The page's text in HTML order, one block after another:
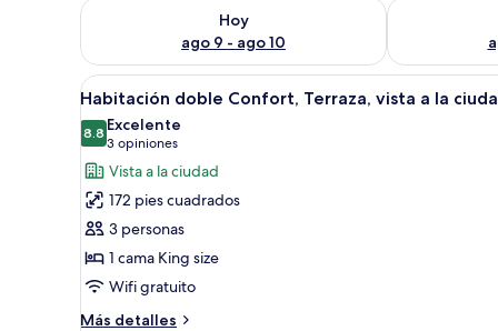
Hoy
ago 9 - ago 10
Consulta la disponibilidad para hoy ago 9 - ago 10
Consulta la
Abrir
todas
las
fotos
de
Habitación
doble
Confort,
Terraza,
vista
Una cama bien hecha con
6
Habitación doble Confort, Terraza, vista a la
8.88.8 de 10
Excelente
3 opiniones
(3
opiniones)
Vista a la ciudad
172 pies cuadrados
3 personas
1 cama King size
Wifi gratuito
Más detalles
Más